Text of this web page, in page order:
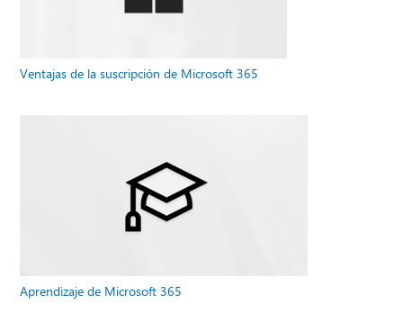
Ventajas de la suscripción de Microsoft 365
Aprendizaje de Microsoft 365